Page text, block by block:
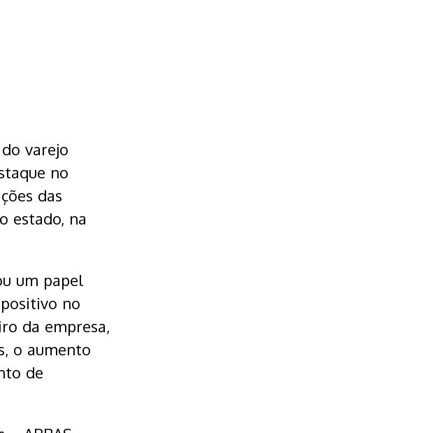
varejo
no
das
estado, na
um papel
no
da empresa,
o aumento
de